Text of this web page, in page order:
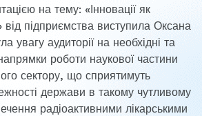
на тему: «Інновації як
від підприємства виступила Оксана
увагу аудиторії на необхідні та
роботи наукової частини
сектору, що сприятимуть
держави в такому чутливому
радіоактивними лікарськими